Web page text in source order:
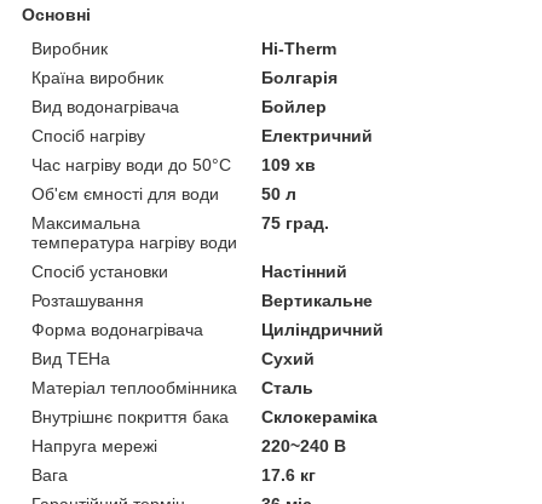
Основні
Виробник
Hi-Therm
Країна виробник
Болгарія
Вид водонагрівача
Бойлер
Спосіб нагріву
Електричний
Час нагріву води до 50°С
109 хв
Об'єм ємності для води
50 л
Максимальна
температура нагріву води
75 град.
Спосіб установки
Настінний
Розташування
Вертикальне
Форма водонагрівача
Циліндричний
Вид ТЕНа
Сухий
Матеріал теплообмінника
Сталь
Внутрішнє покриття бака
Склокераміка
Напруга мережі
220~240 В
Вага
17.6 кг